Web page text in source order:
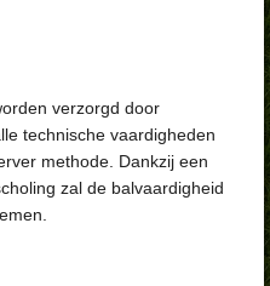
verzorgd door
technische vaardigheden
methode. Dankzij een
zal de balvaardigheid